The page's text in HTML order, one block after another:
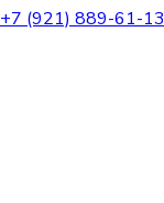
+7 (921) 889-61-13